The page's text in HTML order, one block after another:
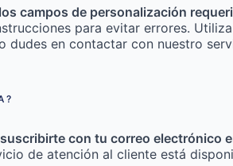
los campos de personalización
para evitar errores.
en contactar con nuestro
suscribirte con tu correo electrónico
de atención al cliente está